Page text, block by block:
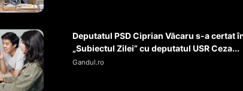
Deputatul PSD Ciprian Văcaru s-a certat
„Subiectul Zilei” cu deputatul USR Ceza...
Gandul.ro